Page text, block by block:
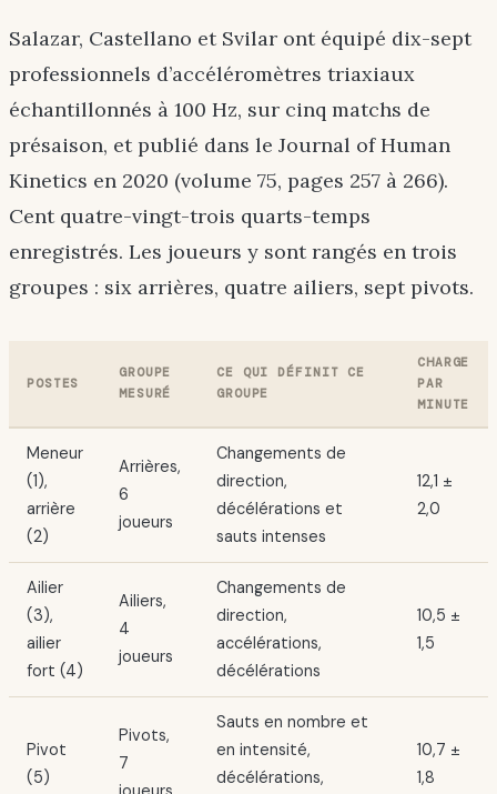
Salazar, Castellano et Svilar ont équipé dix-sept
professionnels d’accéléromètres triaxiaux
échantillonnés à 100 Hz, sur cinq matchs de
présaison, et publié dans le Journal of Human
Kinetics en 2020 (volume 75, pages 257 à 266).
Cent quatre-vingt-trois quarts-temps
enregistrés. Les joueurs y sont rangés en trois
groupes : six arrières, quatre ailiers, sept pivots.
POSTES
GROUPE
MESURÉ
CE QUI DÉFINIT CE
GROUPE
CHARGE
PAR
MINUTE
Meneur
(1),
arrière
(2)
Arrières,
6
joueurs
Changements de
direction,
décélérations et
sauts intenses
12,1 ±
2,0
Ailier
(3),
ailier
fort (4)
Ailiers,
4
joueurs
Changements de
direction,
accélérations,
décélérations
10,5 ±
1,5
Pivot
(5)
Pivots,
7
Sauts en nombre et
en intensité,
décélérations,
10,7 ±
1,8